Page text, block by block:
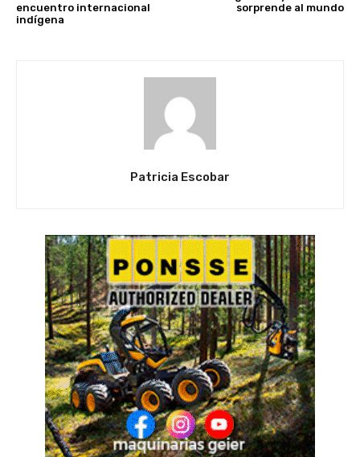
encuentro internacional
indígena
sorprende al mundo
Patricia Escobar